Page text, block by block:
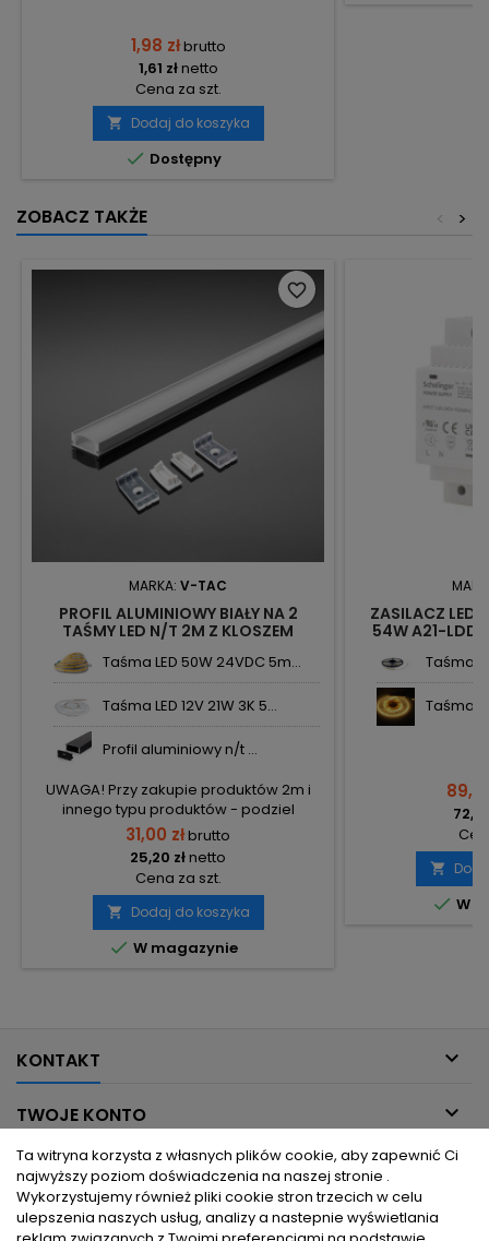
1,98 złbrutto
1,61 złnetto
Cena za szt.
 Dodaj do koszyka
 Dostępny
ZOBACZ TAKŻE >
<
MARKA: V-TAC
PROFIL ALUMINIOWY BIAŁY NA 2
TAŚMY LED N/T 2M Z KLOSZEM
MLECZNYM VT-8108-W SKU3367 V-
TAC
Taśma LED 50W 24VDC 5m...
Taśma LED 12V 21W 3K 5...
Profil aluminiowy n/t ...
UWAGA! Przy zakupie produktów 2m i
innego typu produktów - podziel
zamówienia na 2 osobne, aby uniknąć
wysokiego kosztu transportu! Zamów
osobno produkty 2m i osobno inne
elementy.
31,00 złbrutto
25,20 złnetto
Cena za szt.
 Dodaj do koszyka
 W magazynie
favorite_border
ZASILACZ LED
54W A21-
Taśma
Taśma

 W
KONTAKT 
TWOJE KONTO 
INFORMACJE DLA CIEBIE 
PRODUKTY
Ta witryna korzysta z własnych plików cookie, aby zapewnić Ci
najwyższy poziom doświadczenia na naszej stronie .
Wykorzystujemy również pliki cookie stron trzecich w celu
ulepszenia naszych usług, analizy a nastepnie wyświetlania